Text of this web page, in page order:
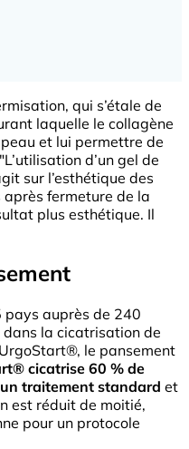
qui s’étale de
laquelle le collagène
et lui permettre de
d’un gel de
sur l’esthétique des
après fermeture de la
plus esthétique. Il
pays auprès de 240
la cicatrisation de
le pansement
cicatrise 60 % de
traitement standard et
est réduit de moitié,
pour un protocole